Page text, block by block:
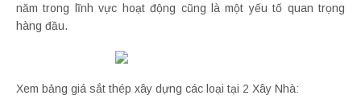
năm trong lĩnh vực hoạt động cũng là một yếu tố quan trọng
hàng đầu.
Xem bảng giá sắt thép xây dựng các loại tại 2 Xây Nhà: